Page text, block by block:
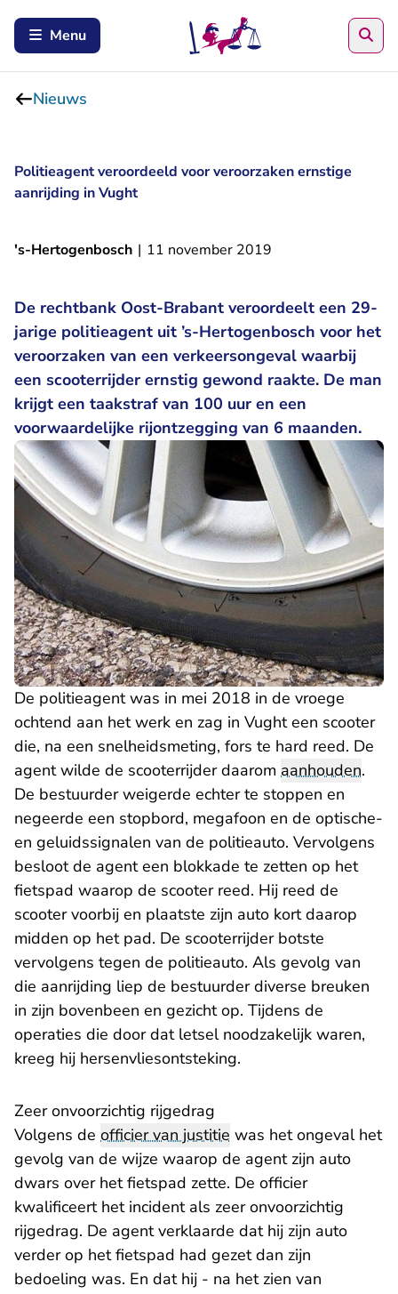
Menu
Nieuws
Politieagent veroordeeld voor veroorzaken ernstige
aanrijding in Vught
's-Hertogenbosch | 11 november 2019
De rechtbank Oost-Brabant veroordeelt een 29-
jarige politieagent uit ’s-Hertogenbosch voor het
veroorzaken van een verkeersongeval waarbij
een scooterrijder ernstig gewond raakte. De man
krijgt een taakstraf van 100 uur en een
voorwaardelijke rijontzegging van 6 maanden.
De politieagent was in mei 2018 in de vroege
ochtend aan het werk en zag in Vught een scooter
die, na een snelheidsmeting, fors te hard reed. De
agent wilde de scooterrijder daarom aanhouden.
De bestuurder weigerde echter te stoppen en
negeerde een stopbord, megafoon en de optische-
en geluidssignalen van de politieauto. Vervolgens
besloot de agent een blokkade te zetten op het
fietspad waarop de scooter reed. Hij reed de
scooter voorbij en plaatste zijn auto kort daarop
midden op het pad. De scooterrijder botste
vervolgens tegen de politieauto. Als gevolg van
die aanrijding liep de bestuurder diverse breuken
in zijn bovenbeen en gezicht op. Tijdens de
operaties die door dat letsel noodzakelijk waren,
kreeg hij hersenvliesontsteking.
Zeer onvoorzichtig rijgedrag
Volgens de officier van justitie was het ongeval het
gevolg van de wijze waarop de agent zijn auto
dwars over het fietspad zette. De officier
kwalificeert het incident als zeer onvoorzichtig
rijgedrag. De agent verklaarde dat hij zijn auto
verder op het fietspad had gezet dan zijn
bedoeling was. En dat hij - na het zien van